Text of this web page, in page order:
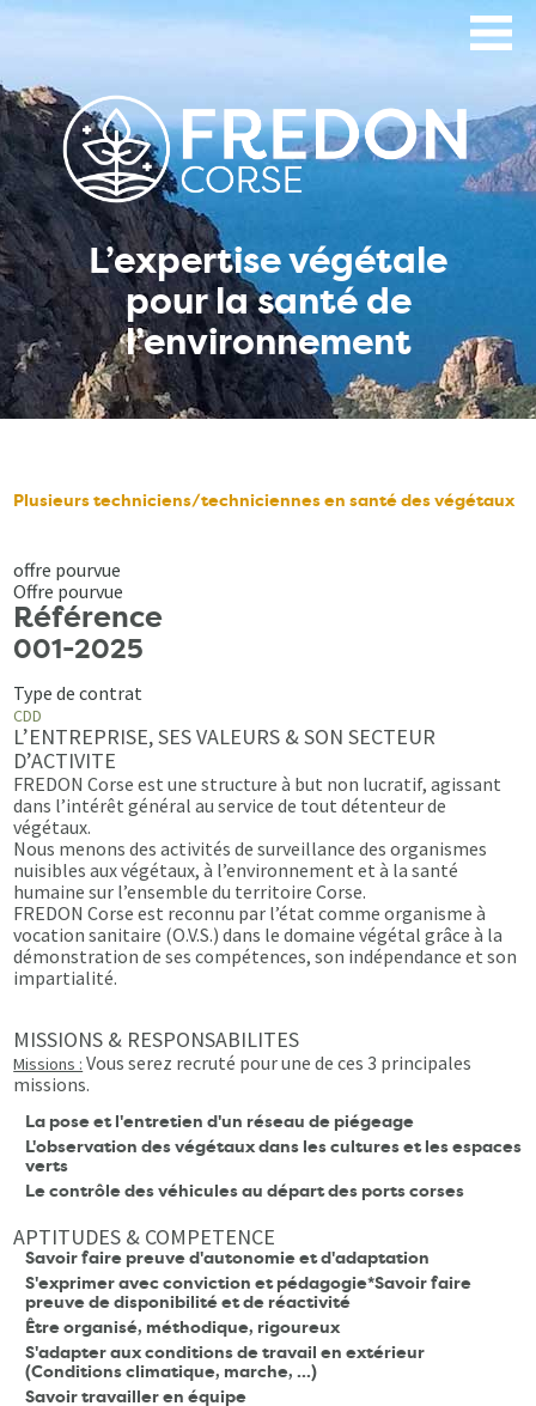
Aller
L’expertise végétale
pour la santé de
l’environnement
Plusieurs techniciens/techniciennes en santé des végétaux
offre pourvue
Offre pourvue
Référence
001-2025
Type de contrat
CDD
L’ENTREPRISE, SES VALEURS & SON SECTEUR
D’ACTIVITE
FREDON Corse est une structure à but non lucratif, agissant
dans l’intérêt général au service de tout détenteur de
végétaux.
Nous menons des activités de surveillance des organismes
nuisibles aux végétaux, à l’environnement et à la santé
humaine sur l’ensemble du territoire Corse.
FREDON Corse est reconnu par l’état comme organisme à
vocation sanitaire (O.V.S.) dans le domaine végétal grâce à la
démonstration de ses compétences, son indépendance et son
impartialité.
MISSIONS & RESPONSABILITES
Missions : Vous serez recruté pour une de ces 3 principales
missions.
La pose et l'entretien d'un réseau de piégeage
L'observation des végétaux dans les cultures et les espaces
verts
Le contrôle des véhicules au départ des ports corses
APTITUDES & COMPETENCE
Savoir faire preuve d'autonomie et d'adaptation
S'exprimer avec conviction et pédagogie*Savoir faire
preuve de disponibilité et de réactivité
Être organisé, méthodique, rigoureux
S'adapter aux conditions de travail en extérieur
(Conditions climatique, marche, ...)
Savoir travailler en équipe